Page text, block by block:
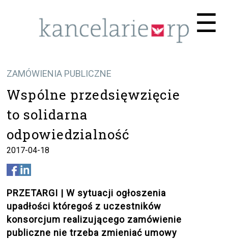
☰
ZAMÓWIENIA PUBLICZNE
Wspólne przedsięwzięcie
to solidarna
odpowiedzialność
2017-04-18
PRZETARGI | W sytuacji ogłoszenia
upadłości któregoś z uczestników
konsorcjum realizującego zamówienie
publiczne nie trzeba zmieniać umowy